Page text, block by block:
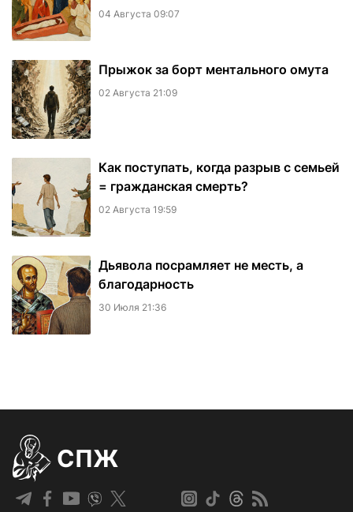
04 Августа 09:07
​Прыжок за борт ментального омута
02 Августа 21:09
Как поступать, когда разрыв с семьей
= гражданская смерть?
02 Августа 19:59
Дьявола посрамляет не месть, а
благодарность
30 Июля 21:36
СПЖ